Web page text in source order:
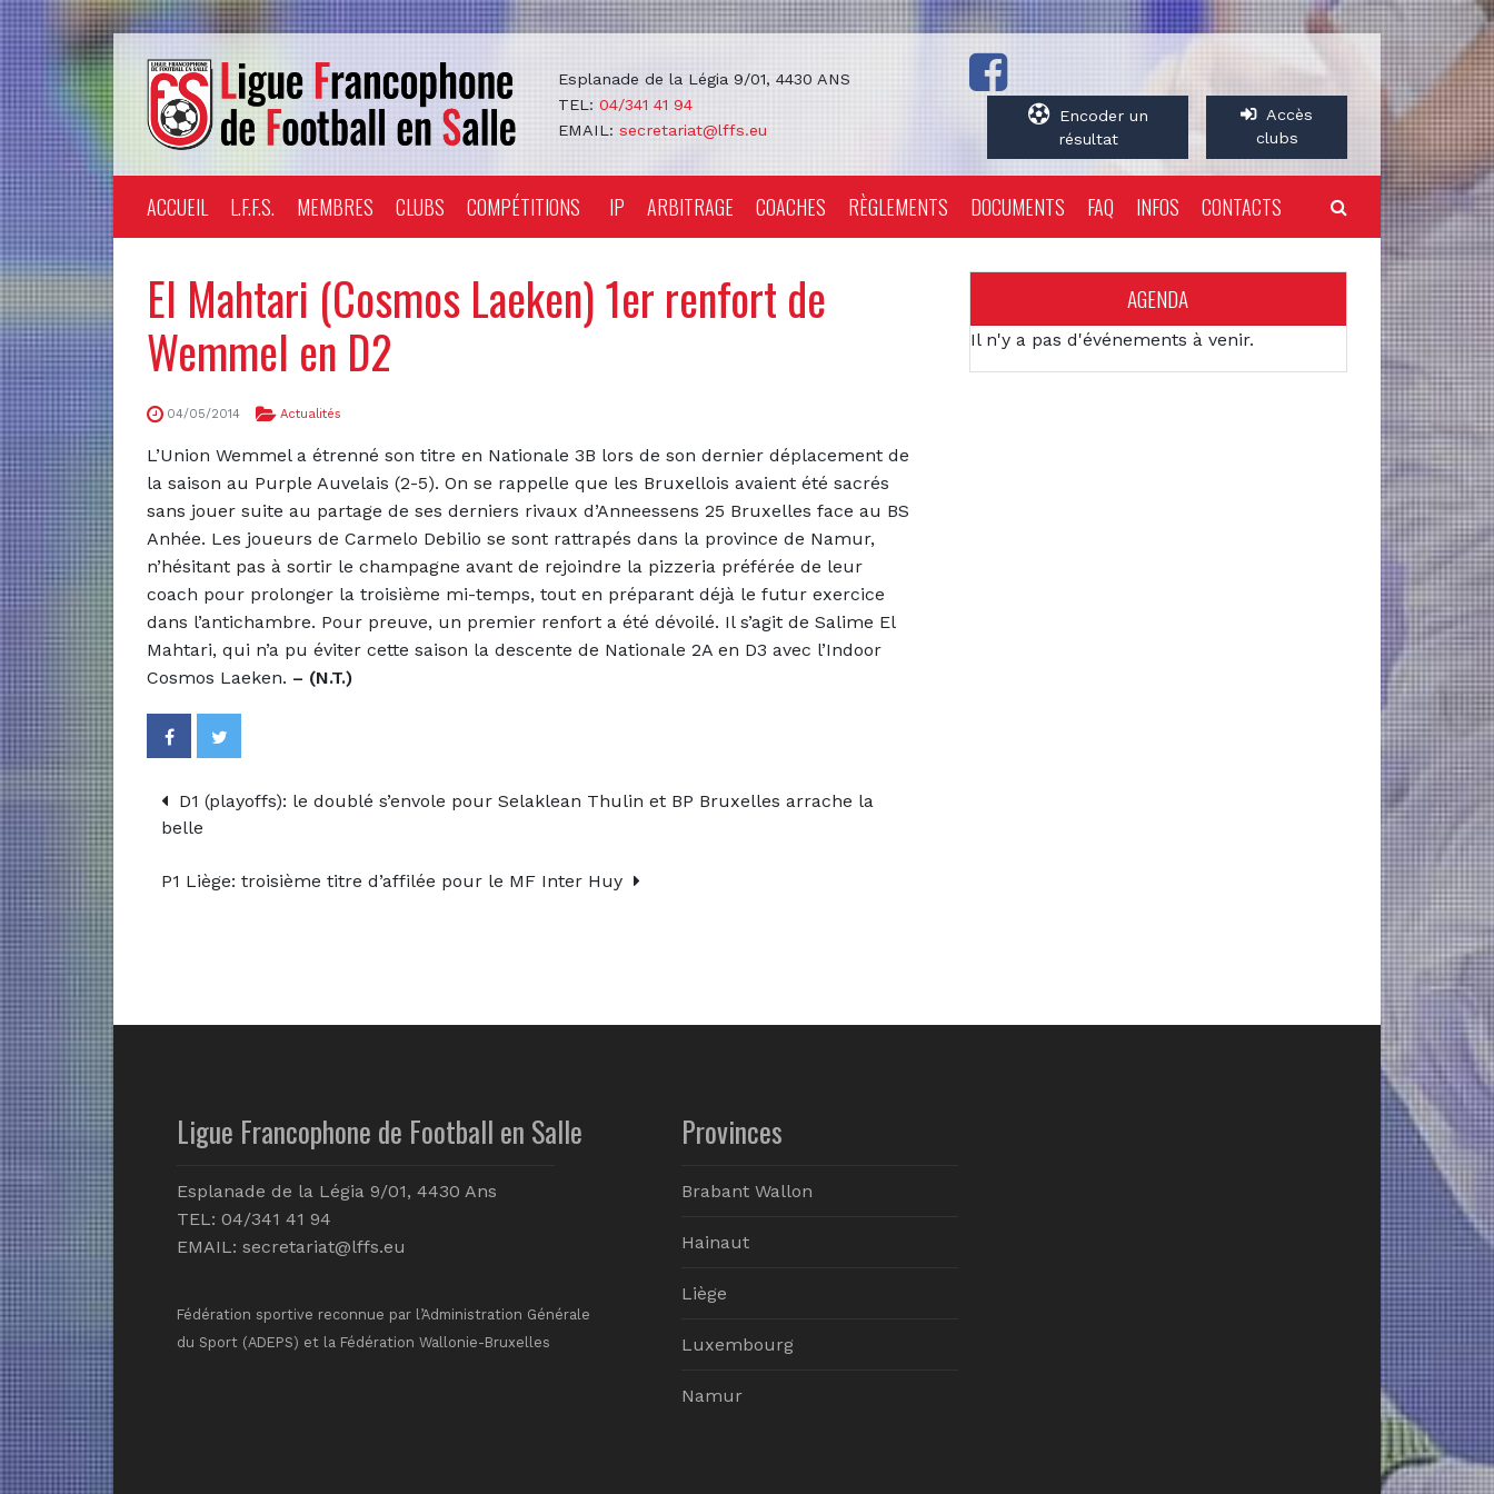
Esplanade de la Légia 9/01, 4430 ANS
TEL: 04/341 41 94
EMAIL: secretariat@lffs.eu
Encoder un
résultat
Accès
clubs
ACCUEIL L.F.F.S. MEMBRES CLUBS COMPÉTITIONS IP ARBITRAGE COACHES RÈGLEMENTS DOCUMENTS FAQ INFOS CONTACTS
El Mahtari (Cosmos Laeken) 1er renfort de
Wemmel en D2
04/05/2014 Actualités
L’Union Wemmel a étrenné son titre en Nationale 3B lors de son dernier déplacement de
la saison au Purple Auvelais (2-5). On se rappelle que les Bruxellois avaient été sacrés
sans jouer suite au partage de ses derniers rivaux d’Anneessens 25 Bruxelles face au BS
Anhée. Les joueurs de Carmelo Debilio se sont rattrapés dans la province de Namur,
n’hésitant pas à sortir le champagne avant de rejoindre la pizzeria préférée de leur
coach pour prolonger la troisième mi-temps, tout en préparant déjà le futur exercice
dans l’antichambre. Pour preuve, un premier renfort a été dévoilé. Il s’agit de Salime El
Mahtari, qui n’a pu éviter cette saison la descente de Nationale 2A en D3 avec l’Indoor
Cosmos Laeken. – (N.T.)
D1 (playoffs): le doublé s’envole pour Selaklean Thulin et BP Bruxelles arrache la
belle
P1 Liège: troisième titre d’affilée pour le MF Inter Huy
AGENDA
Il n'y a pas d'événements à venir.
Ligue Francophone de Football en Salle
Esplanade de la Légia 9/01, 4430 Ans
TEL: 04/341 41 94
EMAIL: secretariat@lffs.eu
Fédération sportive reconnue par l’Administration Générale
du Sport (ADEPS) et la Fédération Wallonie-Bruxelles
Provinces
Brabant Wallon
Hainaut
Liège
Luxembourg
Namur